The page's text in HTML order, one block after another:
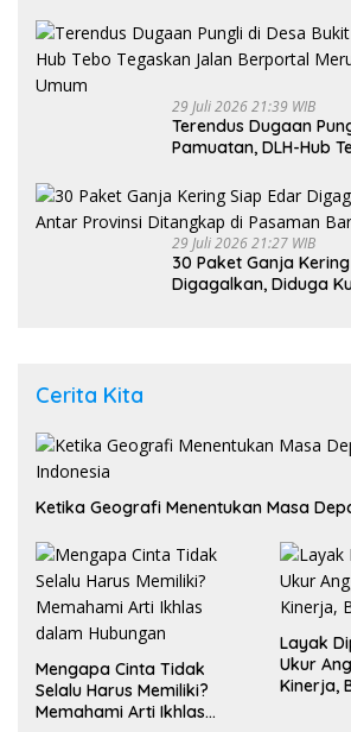
29 Juli 2026 21:39 WIB
Terendus Dugaan
Pamuatan, DLH-Hub
Umum
29 Juli 2026 21:27 WIB
30 Paket Ganja
Digagalkan, Diduga
Cerita Kita
Ketika Geografi Menentukan Masa
Mengapa Cinta Tidak
Selalu Harus Memiliki?
Memahami Arti Ikhlas
Layak
Ukur
Kinerja,